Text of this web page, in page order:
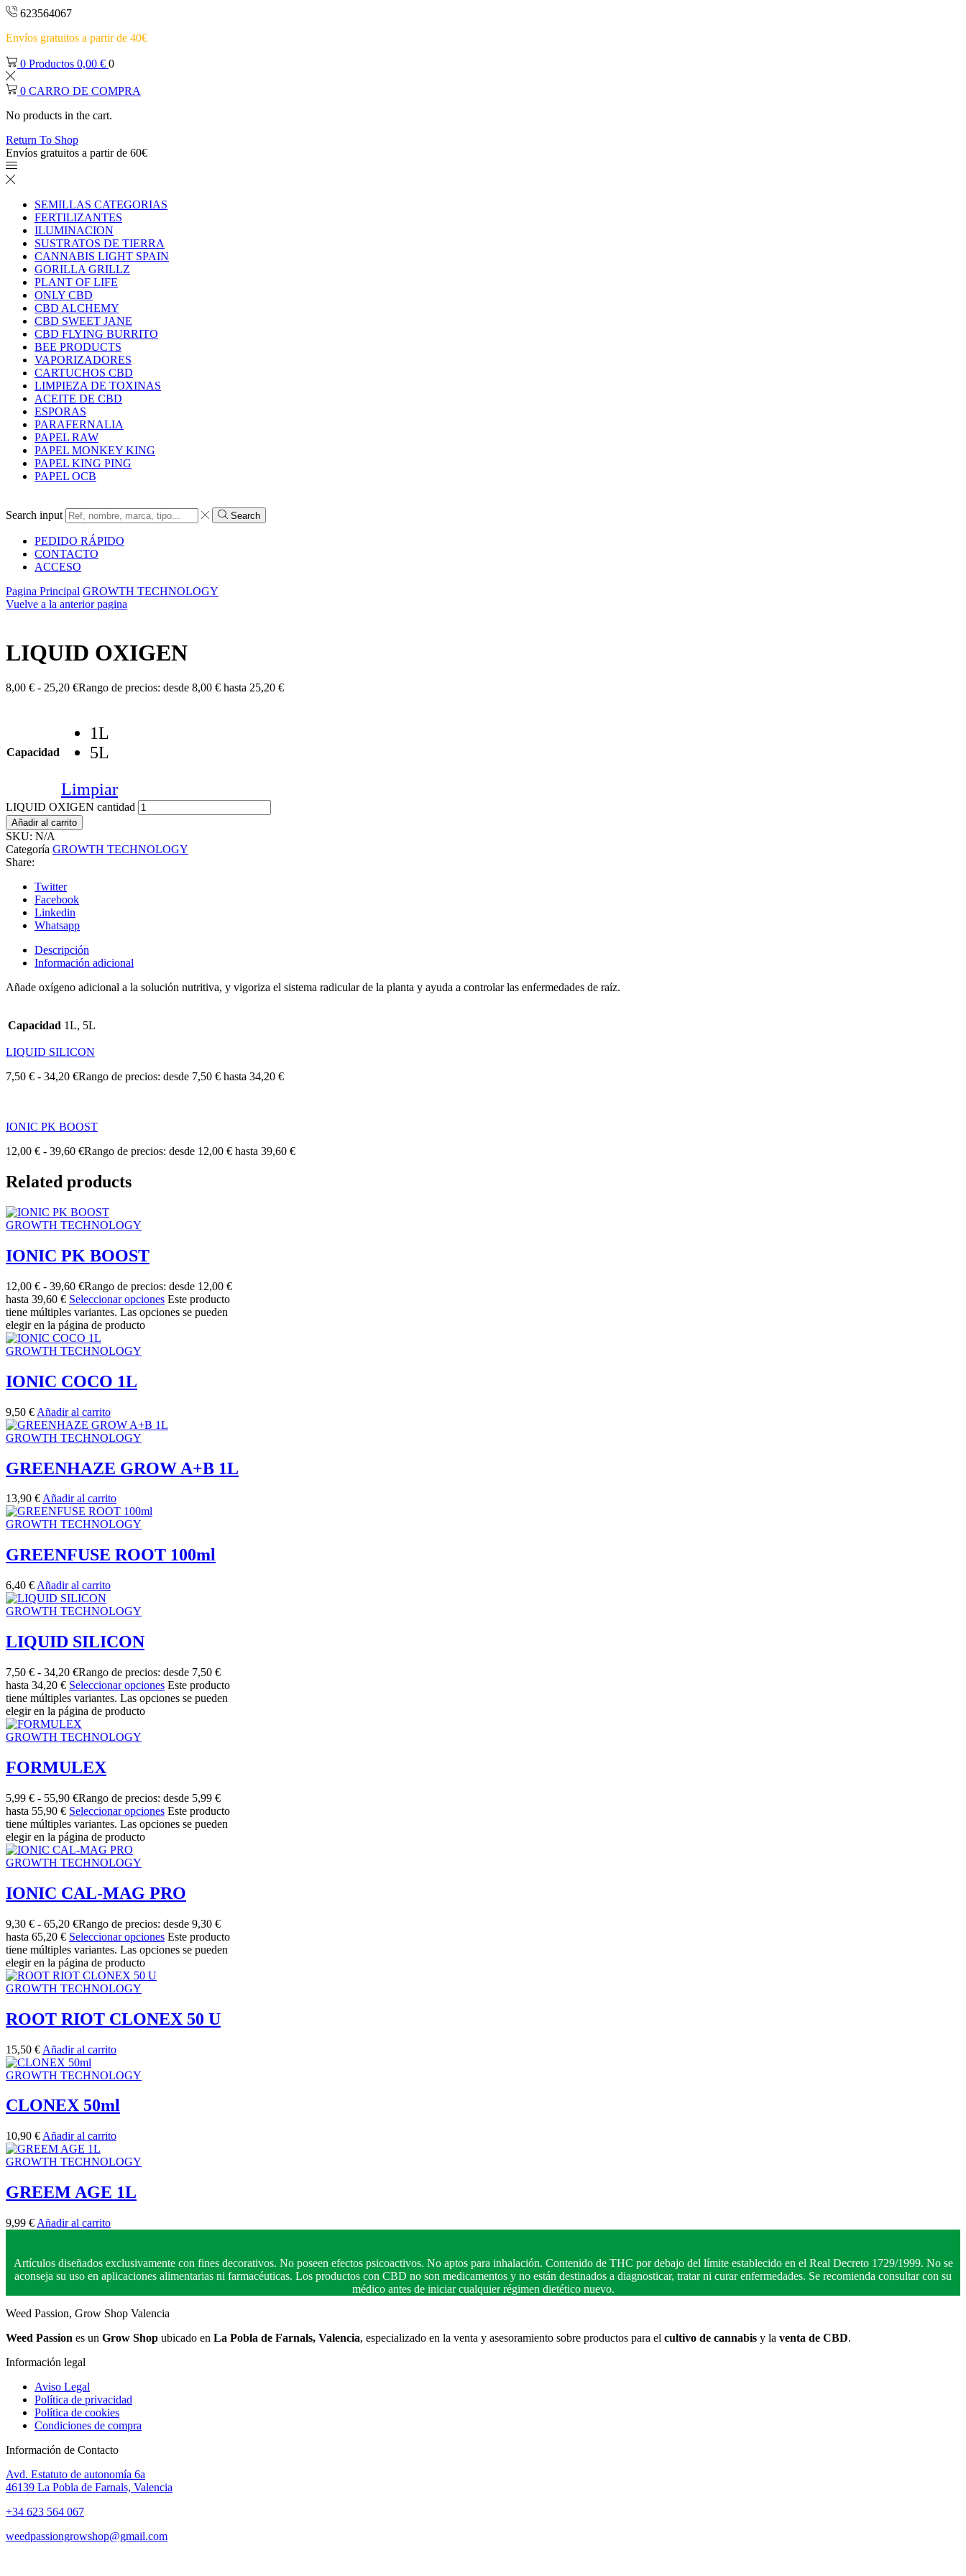
623564067
Envíos gratuitos a partir de 40€
0 Productos 0,00 € 0
0 CARRO DE COMPRA
No products in the cart.
Return To Shop
Envíos gratuitos a partir de 60€
SEMILLAS CATEGORIAS
FERTILIZANTES
ILUMINACION
SUSTRATOS DE TIERRA
CANNABIS LIGHT SPAIN
GORILLA GRILLZ
PLANT OF LIFE
ONLY CBD
CBD ALCHEMY
CBD SWEET JANE
CBD FLYING BURRITO
BEE PRODUCTS
VAPORIZADORES
CARTUCHOS CBD
LIMPIEZA DE TOXINAS
ACEITE DE CBD
ESPORAS
PARAFERNALIA
PAPEL RAW
PAPEL MONKEY KING
PAPEL KING PING
PAPEL OCB
Search input Search
PEDIDO RÁPIDO
CONTACTO
ACCESO
Pagina Principal GROWTH TECHNOLOGY
Vuelve a la anterior pagina
LIQUID OXIGEN
8,00 € - 25,20 €Rango de precios: desde 8,00 € hasta 25,20 €
Capacidad
1L
5L
Limpiar
LIQUID OXIGEN cantidad
Añadir al carrito
SKU: N/A
Categoría GROWTH TECHNOLOGY
Share:
Twitter
Facebook
Linkedin
Whatsapp
Descripción
Información adicional
Añade oxígeno adicional a la solución nutritiva, y vigoriza el sistema radicular de la planta y ayuda a controlar las enfermedades de raíz.
Capacidad 1L, 5L
LIQUID SILICON
7,50 € - 34,20 €Rango de precios: desde 7,50 € hasta 34,20 €
IONIC PK BOOST
12,00 € - 39,60 €Rango de precios: desde 12,00 € hasta 39,60 €
Related products
GROWTH TECHNOLOGY
IONIC PK BOOST
12,00 € - 39,60 €Rango de precios: desde 12,00 €
hasta 39,60 € Seleccionar opciones Este producto
tiene múltiples variantes. Las opciones se pueden
elegir en la página de producto
GROWTH TECHNOLOGY
IONIC COCO 1L
9,50 € Añadir al carrito
GROWTH TECHNOLOGY
GREENHAZE GROW A+B 1L
13,90 €Añadir al carrito
GROWTH TECHNOLOGY
GREENFUSE ROOT 100ml
6,40 € Añadir al carrito
GROWTH TECHNOLOGY
LIQUID SILICON
7,50 € - 34,20 €Rango de precios: desde 7,50 €
hasta 34,20 € Seleccionar opciones Este producto
tiene múltiples variantes. Las opciones se pueden
elegir en la página de producto
GROWTH TECHNOLOGY
FORMULEX
5,99 € - 55,90 €Rango de precios: desde 5,99 €
hasta 55,90 € Seleccionar opciones Este producto
tiene múltiples variantes. Las opciones se pueden
elegir en la página de producto
GROWTH TECHNOLOGY
IONIC CAL-MAG PRO
9,30 € - 65,20 €Rango de precios: desde 9,30 €
hasta 65,20 € Seleccionar opciones Este producto
tiene múltiples variantes. Las opciones se pueden
elegir en la página de producto
GROWTH TECHNOLOGY
ROOT RIOT CLONEX 50 U
15,50 € Añadir al carrito
GROWTH TECHNOLOGY
CLONEX 50ml
10,90 € Añadir al carrito
GROWTH TECHNOLOGY
GREEM AGE 1L
9,99 € Añadir al carrito
Artículos diseñados exclusivamente con fines decorativos. No poseen efectos psicoactivos. No aptos para inhalación. Contenido de THC por debajo del límite establecido en el Real Decreto 1729/1999. No se
aconseja su uso en aplicaciones alimentarias ni farmacéuticas. Los productos con CBD no son medicamentos y no están destinados a diagnosticar, tratar ni curar enfermedades. Se recomienda consultar con su
médico antes de iniciar cualquier régimen dietético nuevo.
Weed Passion, Grow Shop Valencia
Weed Passion es un Grow Shop ubicado en La Pobla de Farnals, Valencia, especializado en la venta y asesoramiento sobre productos para el cultivo de cannabis y la venta de CBD.
Información legal
Aviso Legal
Política de privacidad
Política de cookies
Condiciones de compra
Información de Contacto
Avd. Estatuto de autonomía 6a
46139 La Pobla de Farnals, Valencia
+34 623 564 067
weedpassiongrowshop@gmail.com